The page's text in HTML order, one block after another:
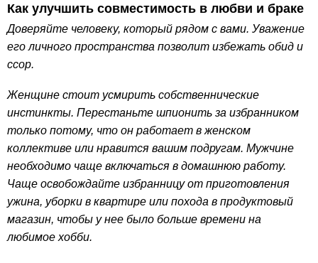
Как улучшить совместимость в любви и браке
Доверяйте человеку, который рядом с вами. Уважение
его личного пространства позволит избежать обид и
ссор.
Женщине стоит усмирить собственнические
инстинкты. Перестаньте шпионить за избранником
только потому, что он работает в женском
коллективе или нравится вашим подругам. Мужчине
необходимо чаще включаться в домашнюю работу.
Чаще освобождайте избранницу от приготовления
ужина, уборки в квартире или похода в продуктовый
магазин, чтобы у нее было больше времени на
любимое хобби.